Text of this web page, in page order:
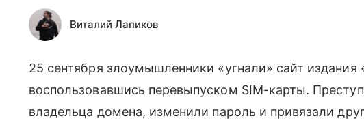
Виталий Лапиков
25 сентября злоумышленники «угнали» сайт издания
воспользовавшись перевыпуском SIM-карты.
владельца домена, изменили пароль и привязали